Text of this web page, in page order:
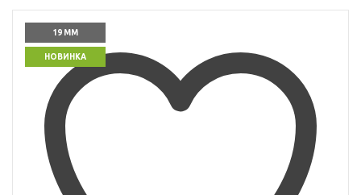
19 ММ
НОВИНКА